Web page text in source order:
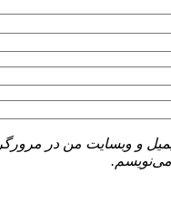
و وبسایت من در
می‌نویسم.